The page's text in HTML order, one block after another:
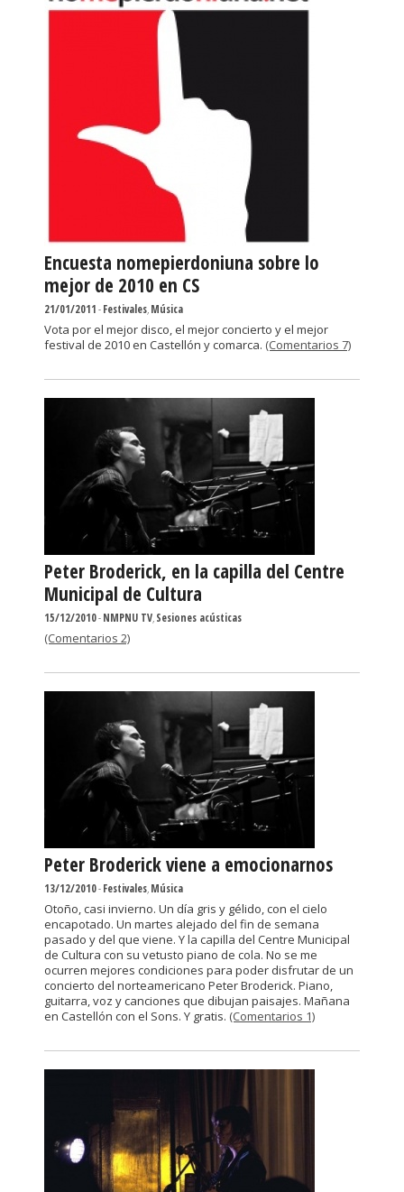
Encuesta nomepierdoniuna sobre lo
mejor de 2010 en CS
21/01/2011-Festivales,Música
Vota por el mejor disco, el mejor concierto y el mejor
festival de 2010 en Castellón y comarca. (Comentarios 7)
Peter Broderick, en la capilla del Centre
Municipal de Cultura
15/12/2010-NMPNU TV,Sesiones acústicas
(Comentarios 2)
Peter Broderick viene a emocionarnos
13/12/2010-Festivales,Música
Otoño, casi invierno. Un día gris y gélido, con el cielo
encapotado. Un martes alejado del fin de semana
pasado y del que viene. Y la capilla del Centre Municipal
de Cultura con su vetusto piano de cola. No se me
ocurren mejores condiciones para poder disfrutar de un
concierto del norteamericano Peter Broderick. Piano,
guitarra, voz y canciones que dibujan paisajes. Mañana
en Castellón con el Sons. Y gratis. (Comentarios 1)